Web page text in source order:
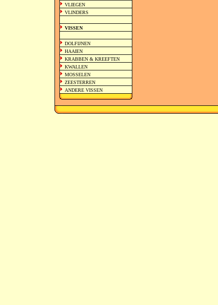
VLIEGEN
VLINDERS
VISSEN
DOLFIJNEN
HAAIEN
KRABBEN & KREEFTEN
KWALLEN
MOSSELEN
ZEESTERREN
ANDERE VISSEN